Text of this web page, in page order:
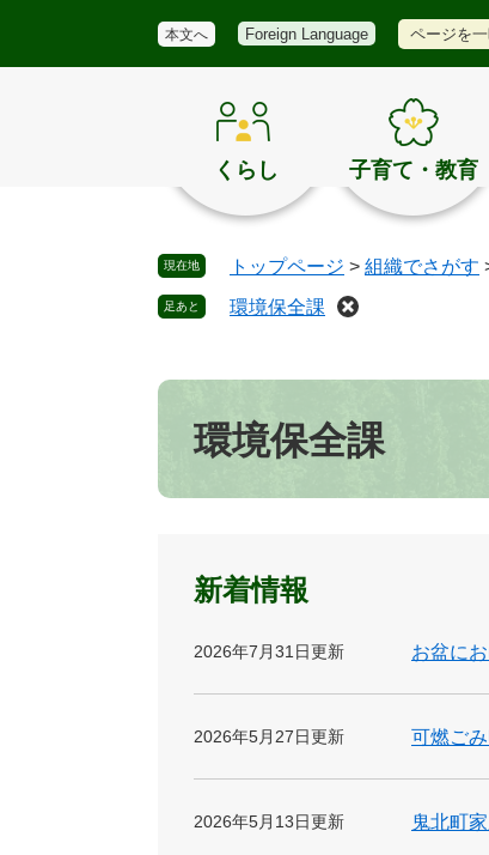
ジ
ュ
ュ
く
本文へ Foreign Language ページを
くらし 子育て・教育
現在地 トップページ > 組織でさがす
足あと 環境保全課
本
環境保全課
新着情報
2026年7月31日更新 お盆に
2026年5月27日更新 可燃ご
2026年5月13日更新 鬼北町